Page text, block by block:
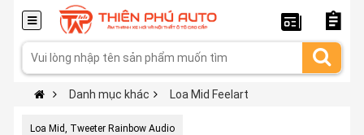
Danh mục khác Loa Mid Feelart
Loa Mid, Tweeter Rainbow Audio